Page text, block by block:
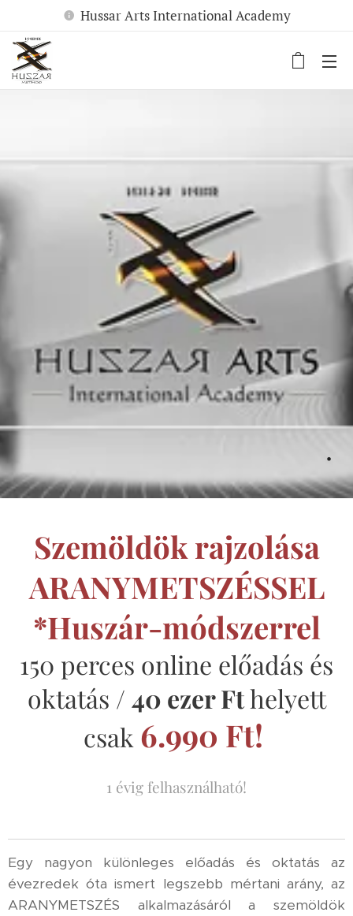
Hussar Arts International Academy
.
Szemöldök rajzolása
ARANYMETSZÉSSEL
*Huszár-módszerrel
150 perces online előadás és
oktatás / 40 ezer Fthelyett
csak 6.990 Ft!
1 évig felhasználható!
Egy nagyon különleges előadás és oktatás az
évezredek óta ismert legszebb mértani arány, az
ARANYMETSZÉS alkalmazásáról a szemöldök